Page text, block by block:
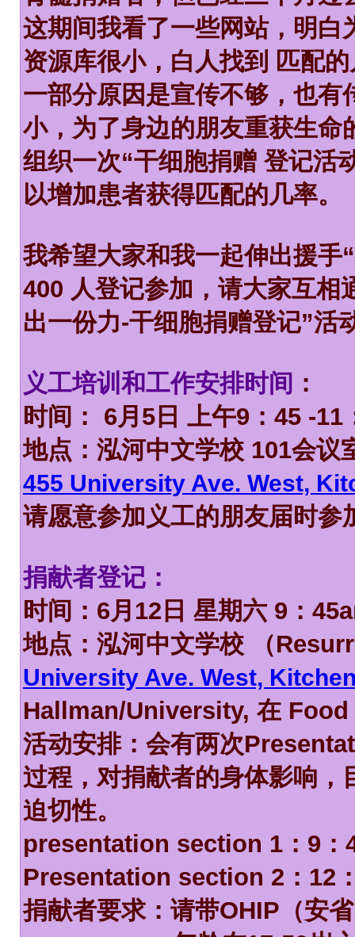
这期间我看了一些网站，明白
资源库很小，白人找到 匹配
一部分原因是宣传不够，也
小，为了身边的朋友重获生命
组织一次“干细胞捐赠 登记活
以增加患者获得匹配的几率。
我希望大家和我一起伸出援手
400 人登记参加，请大家互相
出一份力-干细胞捐赠登记”活
义工培训和工作安排时间 ：
时间： 6月5日 上午9：45 -11
地点：泓河中文学校 101会
455 University Ave. West,
请愿意参加义工的朋友届时参
捐献者登记：
时间：6月12日 星期六 9：
地点：泓河中文学校 （
University Ave. West,
Hallman/University, 在
活动安排：会有两次
过程，对捐献者的身体影响，
迫切性。
presentation section 1：9：
Presentation section 2：12
捐献者要求：请带OHIP（安